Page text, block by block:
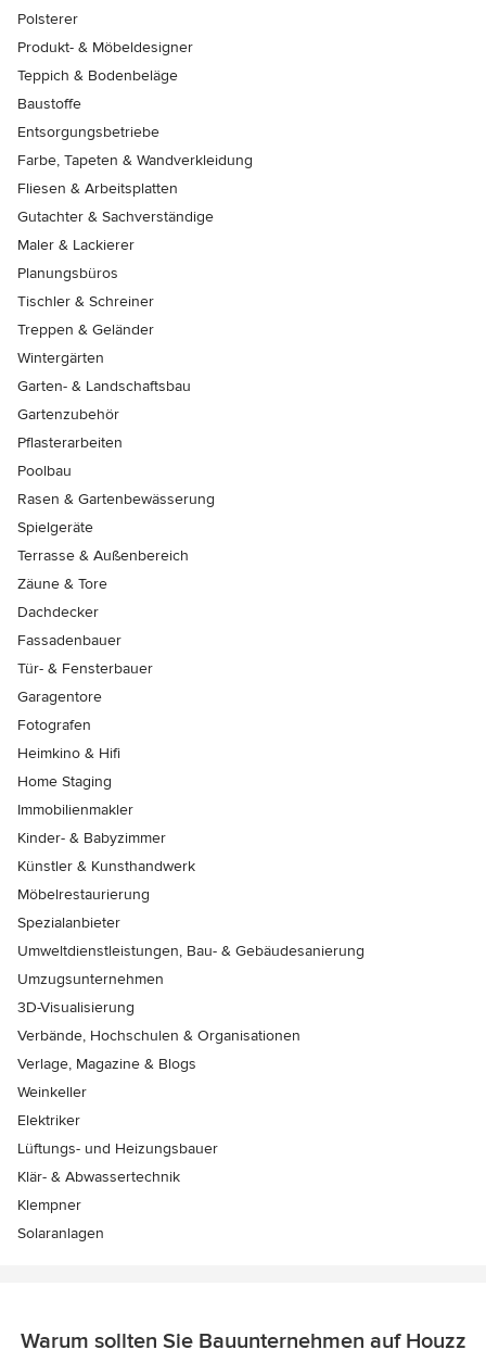
Polsterer
Produkt- & Möbeldesigner
Teppich & Bodenbeläge
Baustoffe
Entsorgungsbetriebe
Farbe, Tapeten & Wandverkleidung
Fliesen & Arbeitsplatten
Gutachter & Sachverständige
Maler & Lackierer
Planungsbüros
Tischler & Schreiner
Treppen & Geländer
Wintergärten
Garten- & Landschaftsbau
Gartenzubehör
Pflasterarbeiten
Poolbau
Rasen & Gartenbewässerung
Spielgeräte
Terrasse & Außenbereich
Zäune & Tore
Dachdecker
Fassadenbauer
Tür- & Fensterbauer
Garagentore
Fotografen
Heimkino & Hifi
Home Staging
Immobilienmakler
Kinder- & Babyzimmer
Künstler & Kunsthandwerk
Möbelrestaurierung
Spezialanbieter
Umweltdienstleistungen, Bau- & Gebäudesanierung
Umzugsunternehmen
3D-Visualisierung
Verbände, Hochschulen & Organisationen
Verlage, Magazine & Blogs
Weinkeller
Elektriker
Lüftungs- und Heizungsbauer
Klär- & Abwassertechnik
Klempner
Solaranlagen
Warum sollten Sie Bauunternehmen auf Houzz